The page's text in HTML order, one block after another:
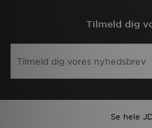
Tilmeld dig
Se hele